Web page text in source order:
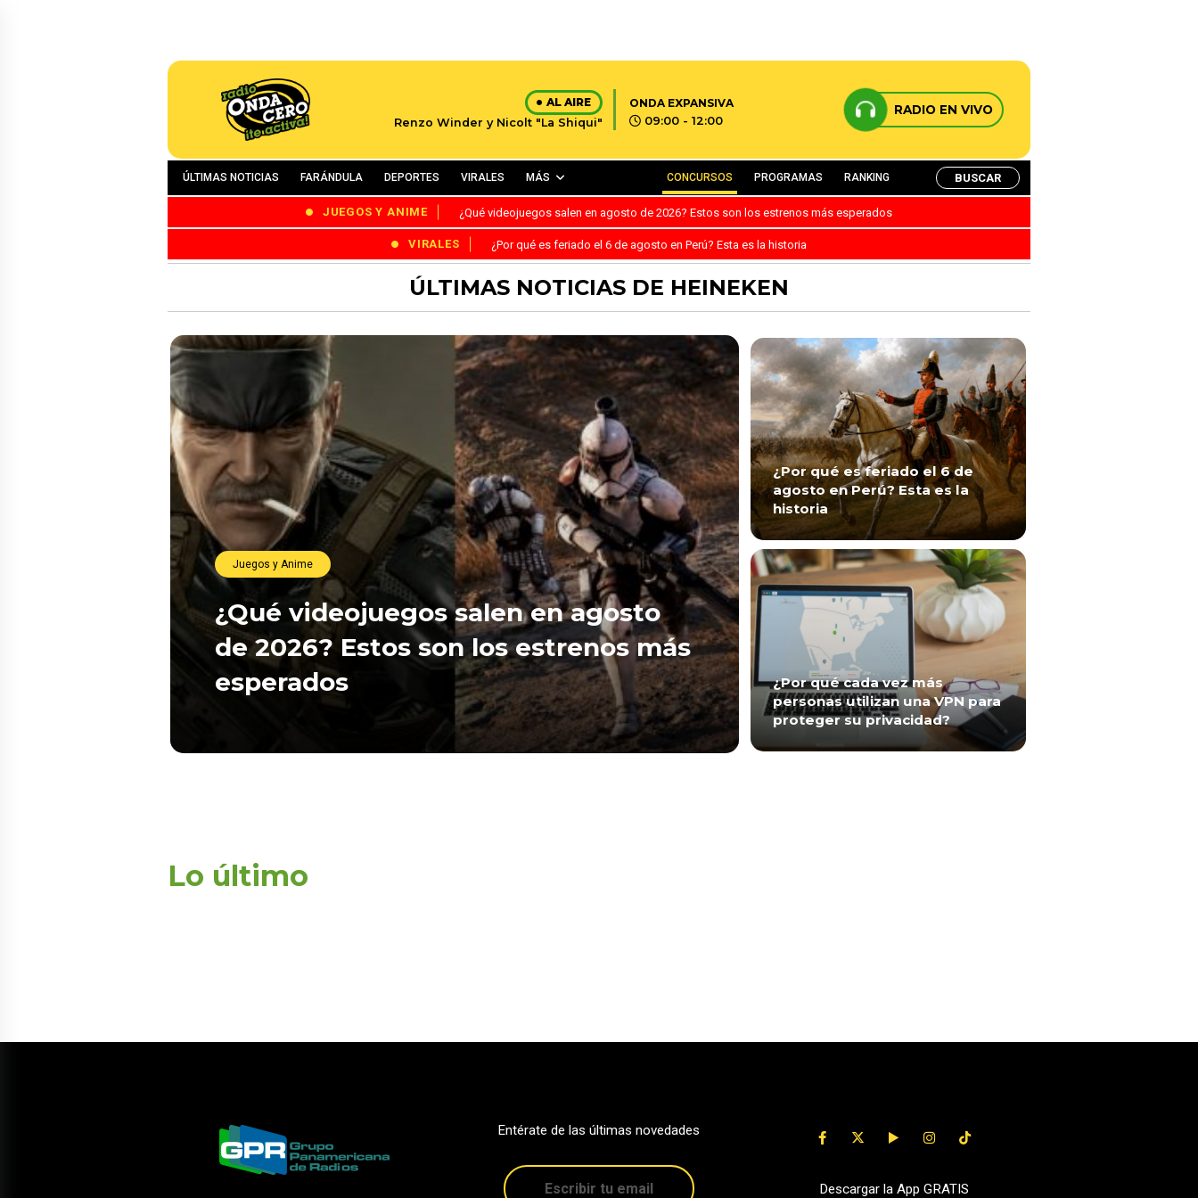
AL AIRE
Renzo Winder y Nicolt "La Shiqui"
ONDA EXPANSIVA
09:00 - 12:00
RADIO EN VIVO
ÚLTIMAS NOTICIAS FARÁNDULA DEPORTES VIRALES MÁS CONCURSOS PROGRAMAS RANKING BUSCAR
JUEGOS Y ANIME ¿Qué videojuegos salen en agosto de 2026? Estos son los estrenos más esperados
VIRALES ¿Por qué es feriado el 6 de agosto en Perú? Esta es la historia
ÚLTIMAS NOTICIAS DE HEINEKEN
Juegos y Anime
¿Qué videojuegos salen en agosto
de 2026? Estos son los estrenos más
esperados
¿Por qué es feriado el 6 de
agosto en Perú? Esta es la
historia
¿Por qué cada vez más
personas utilizan una VPN para
proteger su privacidad?
Lo último
Entérate de las últimas novedades
Descargar la App GRATIS